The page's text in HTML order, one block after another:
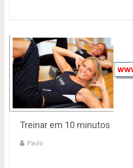
Treinar em 10 minutos
Paulo